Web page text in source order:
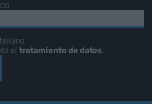
el tratamiento de datos